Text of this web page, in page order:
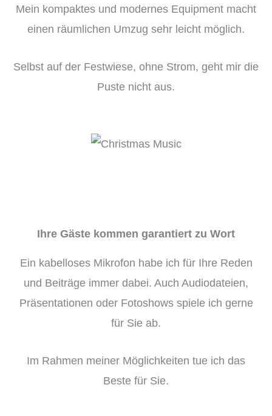
Mein kompaktes und modernes Equipment macht
einen räumlichen Umzug sehr leicht möglich.
Selbst auf der Festwiese, ohne Strom, geht mir die
Puste nicht aus.
Ihre Gäste kommen garantiert zu Wort
Ein kabelloses Mikrofon habe ich für Ihre Reden
und Beiträge immer dabei. Auch Audiodateien,
Präsentationen oder Fotoshows spiele ich gerne
für Sie ab.
Im Rahmen meiner Möglichkeiten tue ich das
Beste für Sie.